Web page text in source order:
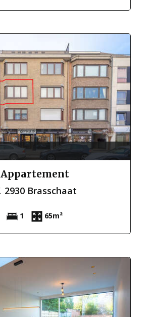
Appartement
2930 Brasschaat
1 65m²